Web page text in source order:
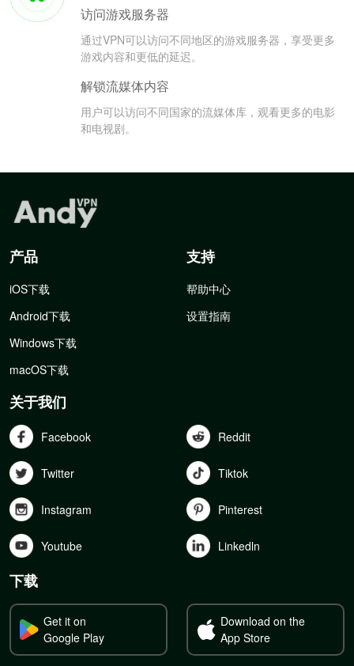
访问游戏服务器
通过VPN可以访问不同地区的游戏服务器，享受更多
游戏内容和更低的延迟。
解锁流媒体内容
用户可以访问不同国家的流媒体库，观看更多的电影
和电视剧。
产品
iOS下载
Android下载
Windows下载
macOS下载
支持
帮助中心
设置指南
关于我们
Facebook Reddit
Twitter Tiktok
Instagram Pinterest
Youtube Linkedln
下载
Get it on
Google Play
Download on the
App Store